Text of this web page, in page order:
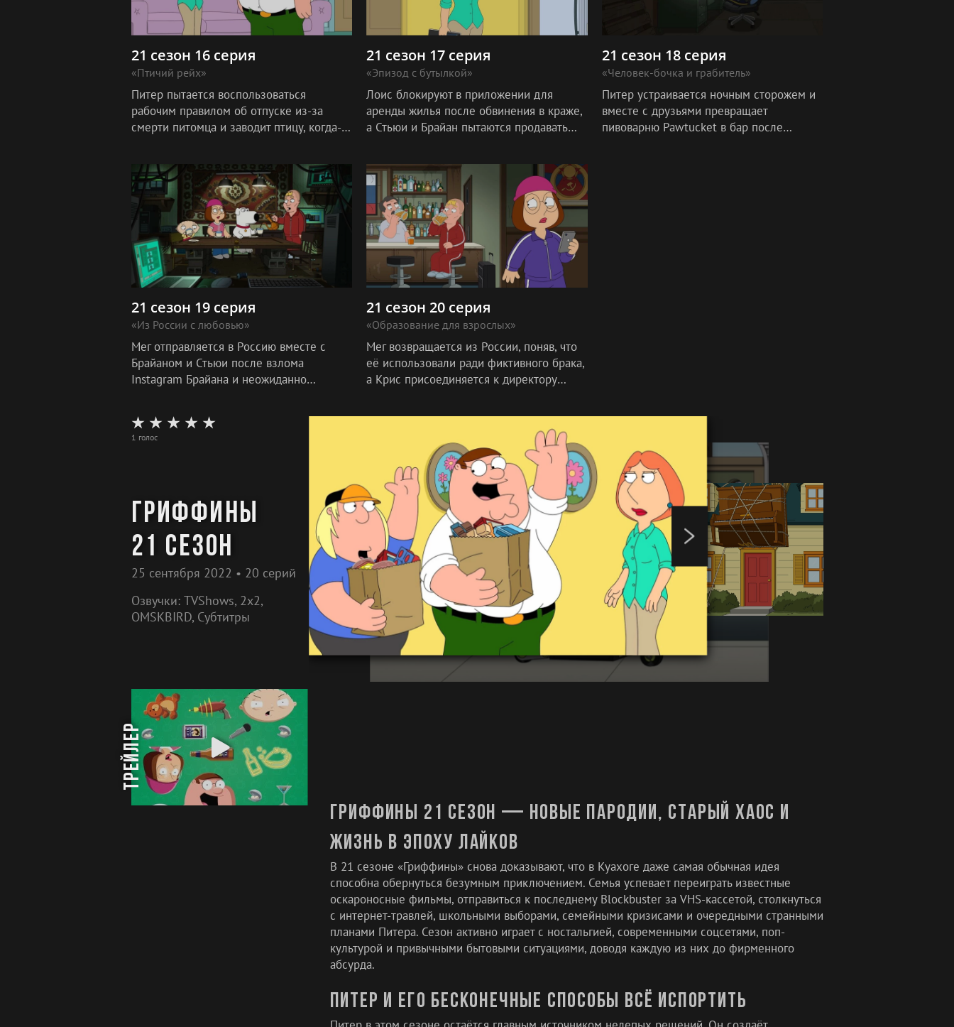
21 сезон 16 серия
«Птичий рейх»
Питер пытается воспользоваться
рабочим правилом об отпуске из-за
смерти питомца и заводит птицу, когда-
писательс
21 сезон 17 серия
«Эпизод с бутылкой»
Лоис блокируют в приложении для
аренды жилья после обвинения в краже,
а Стьюи и Брайан пытаются продавать
21 сезон 18 серия
«Человек-бочка и грабитель»
Питер устраивается ночным сторожем и
вместе с друзьями превращает
пивоварню Pawtucket в бар после
21 сезон 19 серия
«Из России с любовью»
Мег отправляется в Россию вместе с
Брайаном и Стьюи после взлома
Instagram Брайана и неожиданно
подростко
21 сезон 20 серия
«Образование для взрослых»
Мег возвращается из России, поняв, что
её использовали ради фиктивного брака,
а Крис присоединяется к директору
Гриффины
21 сезон
25 сентября 2022 • 20 серий
Озвучки: TVShows, 2x2,
OMSKBIRD, Субтитры
1 голос
трейлер
Гриффины 21 сезон — новые пародии, старый хаос и
жизнь в эпоху лайков
В 21 сезоне «Гриффины» снова доказывают, что в Куахоге даже самая обычная идея
способна обернуться безумным приключением. Семья успевает переиграть известные
оскароносные фильмы, отправиться к последнему Blockbuster за VHS-кассетой, столкнуться
с интернет-травлей, школьными выборами, семейными кризисами и очередными странными
планами Питера. Сезон активно играет с ностальгией, современными соцсетями, поп-
культурой и привычными бытовыми ситуациями, доводя каждую из них до фирменного
абсурда.
Питер и его бесконечные способы всё испортить